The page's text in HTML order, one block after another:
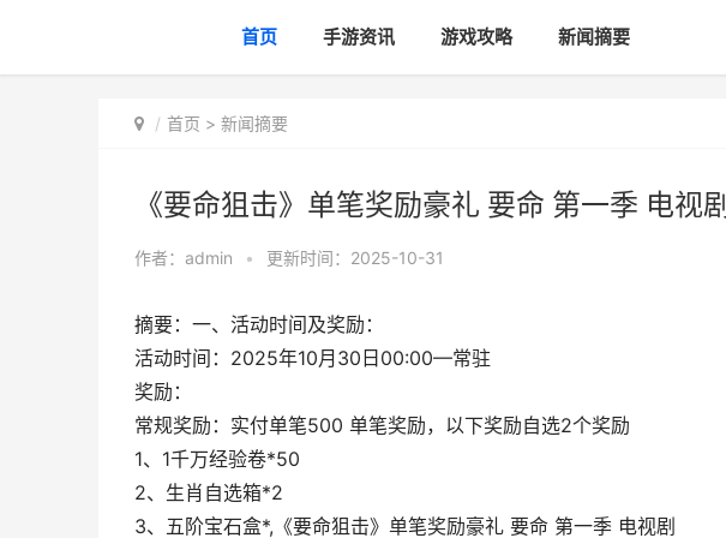
首页 手游资讯 游戏攻略 新闻摘要
首页 > 新闻摘要
《要命狙击》单笔奖励豪礼 要命 第一季 电视剧
作者： admin • 更新时间：2025-10-31
摘要：一、活动时间及奖励：
活动时间：2025年10月30日00:00—常驻
奖励：
常规奖励：实付单笔500 单笔奖励，以下奖励自选2个奖励
1、1千万经验卷*50
2、生肖自选箱*2
3、五阶宝石盒*,《要命狙击》单笔奖励豪礼 要命 第一季 电视剧